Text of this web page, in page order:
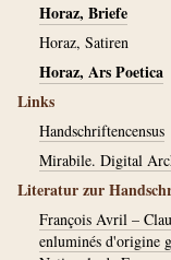
Horaz, Briefe
Horaz, Satiren
Horaz, Ars Poetica
Links
Handschriftencensus
Mirabile. Digital
Literatur zur
François Avril –
enluminés d'origine